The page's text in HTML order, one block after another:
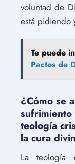
voluntad de
está pidiendo
Te puede
Pactos de
¿Cómo se
teología
la cura
La teología